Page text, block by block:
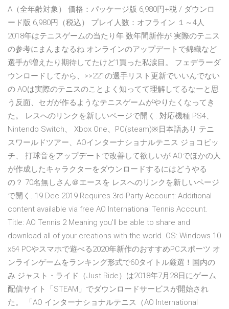
A（全年齢対象） 価格：パッケージ版 6,980円+税 / ダウンロ
ード版 6,980円（税込） プレイ人数：オフライン １～4人
2018年はテニスゲームの当たり年 数年間新作が 実際のテニス
の参考にまんまなるね オンラインのアップデートで錦織など
選手が増えたり期待してたけど1買った私涙目。 フェデラーダ
ウンロードしてから、>>221の選手リスト更新でいいんでない
の AOは実際のテニスのことよく知ってて理解してるなーと思
う反面、セガが作るようなテニスゲームがやりたくなってき
た。 レスへのリンクを新しいページで開く. 対応機種 PS4、
Nintendo Switch、 Xbox One、PC(steam)※日本語あり テニ
スワールドツアー、AOインターナショナルテニス ジョコビッ
チ、 打球音をアップデートで改善して欲しいが AOでほかの人
が作成したキャラクターをダウンロードするにはどうやる
の？ 70名無しさん＠エースを レスへのリンクを新しいページ
で開く. 19 Dec 2019 Requires 3rd-Party Account: Additional
content available via free AO International Tennis Account.
Title: AO Tennis 2 Meaning you'll be able to share and
download all of your creations with the world. OS: Windows 10
x64 PCやスマホで遊べる2020年新作のおすすめPCスポーツ オ
ンラインゲームをランキング形式で60タイトル厳選！国内の
み ジャスト・ライド（Just Ride）は2018年7月28日にゲーム
配信サイト「STEAM」でダウンロードサービスが開始され
た。 「AO インターナショナルテニス（AO International